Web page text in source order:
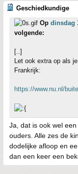
Geschiedkundige
Op dinsdag
volgende:
[..]
Let ook extra op als
Frankrijk:
https://www.nu.nl/
Ja, dat is ook wel
ouders. Alle zes de
dodelijke afloop en
dan een keer een